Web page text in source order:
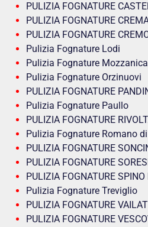
PULIZIA FOGNATURE
PULIZIA FOGNATURE
PULIZIA FOGNATURE
Pulizia Fognature Lodi
Pulizia Fognature Mozzanica
Pulizia Fognature Orzinuovi
PULIZIA FOGNATURE
Pulizia Fognature Paullo
PULIZIA FOGNATURE
Pulizia Fognature Romano
PULIZIA FOGNATURE
PULIZIA FOGNATURE
PULIZIA FOGNATURE
Pulizia Fognature Treviglio
PULIZIA FOGNATURE
PULIZIA FOGNATURE